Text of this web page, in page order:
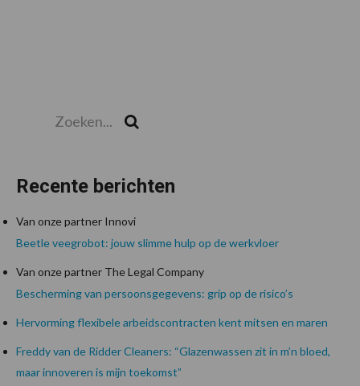
Recente berichten
Van onze partner Innovi
Beetle veegrobot: jouw slimme hulp op de werkvloer
Van onze partner The Legal Company
Bescherming van persoonsgegevens: grip op de risico’s
Hervorming flexibele arbeidscontracten kent mitsen en maren
Freddy van de Ridder Cleaners: “Glazenwassen zit in m’n bloed,
maar innoveren is mijn toekomst”